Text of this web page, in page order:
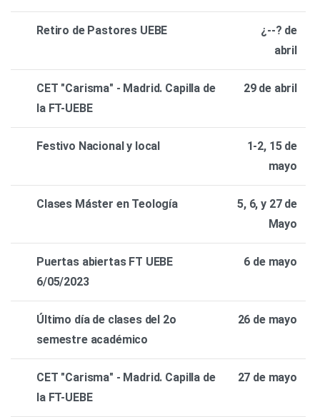
Retiro de Pastores UEBE
¿--? de
abril
CET "Carisma" - Madrid. Capilla de
la FT-UEBE
29 de abril
Festivo Nacional y local
1-2, 15 de
mayo
Clases Máster en Teología
5, 6, y 27 de
Mayo
Puertas abiertas FT UEBE
6/05/2023
6 de mayo
Último día de clases del 2o
semestre académico
26 de mayo
CET "Carisma" - Madrid. Capilla de
la FT-UEBE
27 de mayo